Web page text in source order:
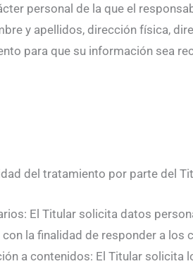
personal de la que el
y apellidos, dirección física,
para que su información sea
del tratamiento por parte del
El Titular solicita datos
la finalidad de responder a los
a contenidos: El Titular